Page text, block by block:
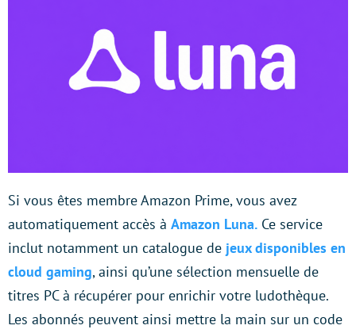
Si vous êtes membre Amazon Prime, vous avez
automatiquement accès à Amazon Luna. Ce service
inclut notamment un catalogue de jeux disponibles en
cloud gaming, ainsi qu’une sélection mensuelle de
titres PC à récupérer pour enrichir votre ludothèque.
Les abonnés peuvent ainsi mettre la main sur un code